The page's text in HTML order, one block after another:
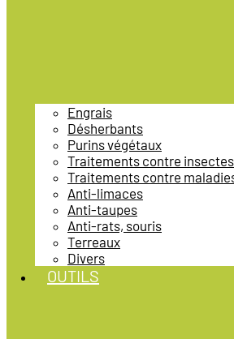
Engrais
Désherbants
Purins végétaux
Traitements contre insectes
Traitements contre
Anti-limaces
Anti-taupes
Anti-rats, souris
Terreaux
Divers
OUTILS